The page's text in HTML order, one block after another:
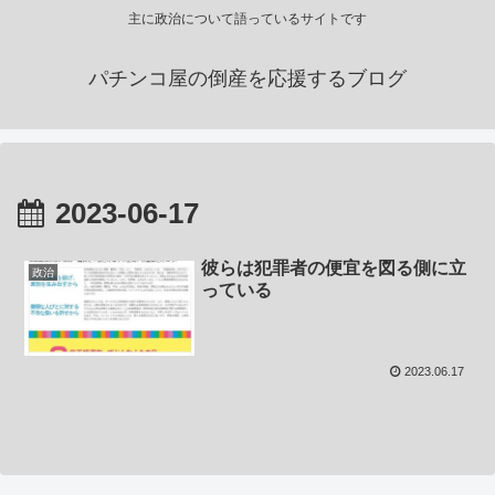
主に政治について語っているサイトです
パチンコ屋の倒産を応援するブログ
2023-06-17
政治
彼らは犯罪者の便宜を図る側に立
っている
2023.06.17